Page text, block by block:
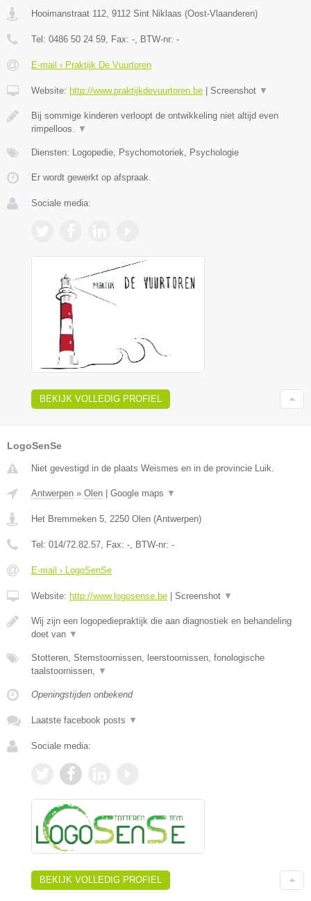
Hooimanstraat 112, 9112 Sint Niklaas (Oost-Vlaanderen)
Tel: 0486 50 24 59, Fax: -, BTW-nr: -
E-mail › Praktijk De Vuurtoren
Website: http://www.praktijkdevuurtoren.be Screenshot ▼
Bij sommige kinderen verloopt de ontwikkeling niet altijd even
rimpelloos. ▼
Diensten: Logopedie, Psychomotoriek, Psychologie
Er wordt gewerkt op afspraak.
Sociale media:
BEKIJK VOLLEDIG PROFIEL
LogoSenSe
Niet gevestigd in de plaats Weismes en in de provincie Luik.
Antwerpen » Olen Google maps ▼
Het Bremmeken 5, 2250 Olen (Antwerpen)
Tel: 014/72.82.57, Fax: -, BTW-nr: -
E-mail › LogoSenSe
Website: http://www.logosense.be Screenshot ▼
Wij zijn een logopediepraktijk die aan diagnostiek en behandeling
doet van ▼
Stotteren, Stemstoornissen, leerstoornissen, fonologische
taalstoornissen, ▼
Openingstijden onbekend
Laatste facebook posts ▼
Sociale media:
BEKIJK VOLLEDIG PROFIEL